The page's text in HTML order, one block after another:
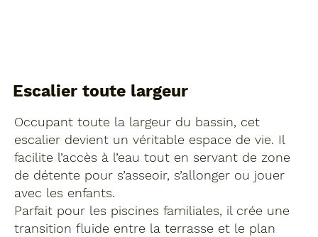
Escalier toute largeur
Occupant toute la largeur du bassin, cet
escalier devient un véritable espace de vie. Il
facilite l’accès à l’eau tout en servant de zone
de détente pour s’asseoir, s’allonger ou jouer
avec les enfants.
Parfait pour les piscines familiales, il crée une
transition fluide entre la terrasse et le plan